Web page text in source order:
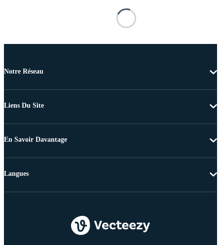
Notre Réseau
Liens Du Site
En Savoir Davantage
Langues